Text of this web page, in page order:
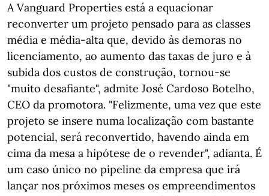
A Vanguard Properties está a equacionar
reconverter um projeto pensado para as classes
média e média-alta que, devido às demoras no
licenciamento, ao aumento das taxas de juro e à
subida dos custos de construção, tornou-se
"muito desafiante", admite José Cardoso Botelho,
CEO da promotora. "Felizmente, uma vez que este
projeto se insere numa localização com bastante
potencial, será reconvertido, havendo ainda em
cima da mesa a hipótese de o revender", adianta. É
um caso único no pipeline da empresa que irá
lançar nos próximos meses os empreendimentos